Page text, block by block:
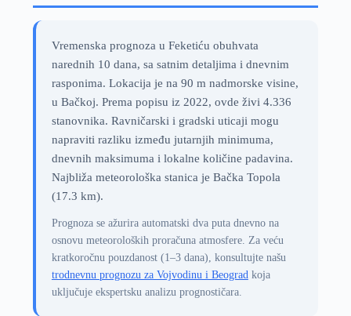
Vremenska prognoza u Feketiću obuhvata
narednih 10 dana, sa satnim detaljima i dnevnim
rasponima. Lokacija je na 90 m nadmorske visine,
u Bačkoj. Prema popisu iz 2022, ovde živi 4.336
stanovnika. Ravničarski i gradski uticaji mogu
napraviti razliku između jutarnjih minimuma,
dnevnih maksimuma i lokalne količine padavina.
Najbliža meteorološka stanica je Bačka Topola
(17.3 km).
Prognoza se ažurira automatski dva puta dnevno na
osnovu meteoroloških proračuna atmosfere. Za veću
kratkoročnu pouzdanost (1–3 dana), konsultujte našu
trodnevnu prognozu za Vojvodinu i Beogradkoja
uključuje ekspertsku analizu prognostičara.